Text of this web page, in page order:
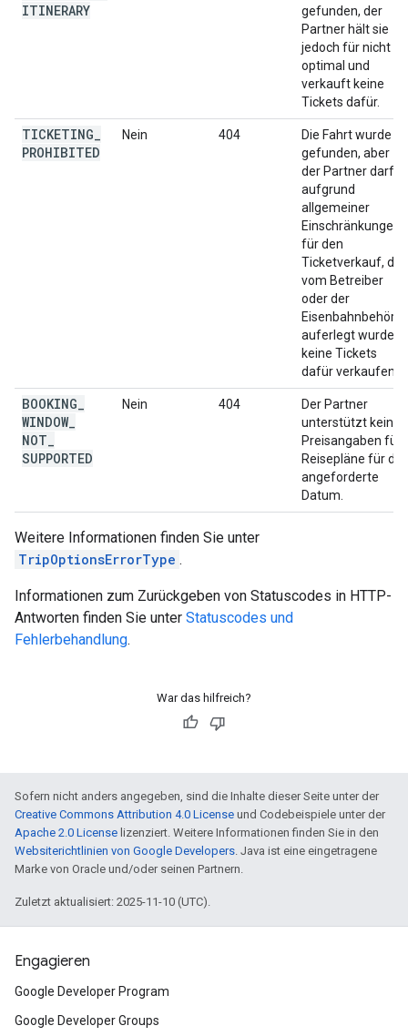
ITINERARY
gefunden, der
Partner hält sie
jedoch für nicht
optimal und
verkauft keine
Tickets dafür.
TICKETING
PROHIBITED
Nein 404
Die Fahrt wurde
gefunden, aber
der Partner darf
aufgrund
allgemeiner
Einschränkungen
für den
Ticketverkauf, die
vom Betreiber
oder der
auferlegt wurden,
keine Tickets
dafür verkaufen.
BOOKING
WINDOW_
NOT
SUPPORTED
Nein 404
Der Partner
unterstützt keine
Preisangaben für
Reisepläne für das
angeforderte
Datum.
Weitere Informationen finden Sie unter
TripOptionsErrorType .
Informationen zum Zurückgeben von Statuscodes in HTTP-
Antworten finden Sie unter Statuscodes und
Fehlerbehandlung.
War das hilfreich?
Sofern nicht anders angegeben, sind die Inhalte dieser Seite unter der
Creative Commons Attribution 4.0 License und Codebeispiele unter der
Apache 2.0 License lizenziert. Weitere Informationen finden Sie in den
Websiterichtlinien von Google Developers. Java ist eine eingetragene
Marke von Oracle und/oder seinen Partnern.
Zuletzt aktualisiert: 2025-11-10 (UTC).
Engagieren
Google Developer Program
Google Developer Groups